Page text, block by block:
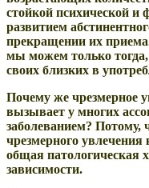
стойкой психической и
развитием
прекращении их
мы можем только
своих близких в
Почему же чрезмерное
вызывает у многих
заболеванием? Потому,
чрезмерного
общая патологическая
зависимости.